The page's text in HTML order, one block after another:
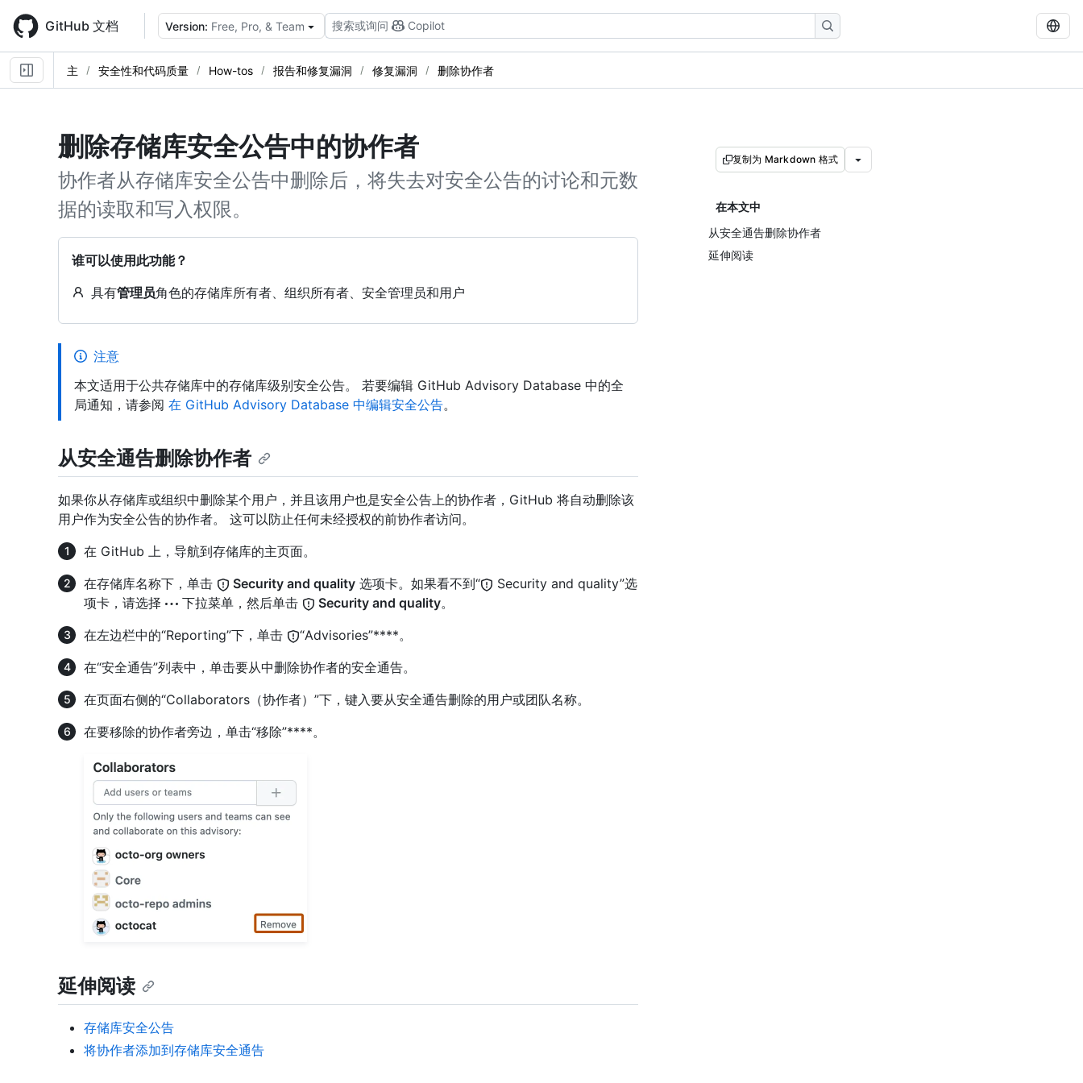
main
content
GitHub 文档 Version: Free, Pro, & Team 搜索或询问 Copilot
主 安全性和代码质量 How-tos 报告和修复漏洞 修复漏洞 删除协作者
删除存储库安全公告中的协作者
协作者从存储库安全公告中删除后，将失去对安全公告的讨论和元数
据的读取和写入权限。
谁可以使用此功能？
具有管理员角色的存储库所有者、组织所有者、安全管理员和用户
复制为 Markdown 格式
在本文中
从安全通告删除协作者
延伸阅读
注意
本文适用于公共存储库中的存储库级别安全公告。 若要编辑 GitHub Advisory Database 中的全
局通知，请参阅 在 GitHub Advisory Database 中编辑安全公告。
从安全通告删除协作者
如果你从存储库或组织中删除某个用户，并且该用户也是安全公告上的协作者，GitHub 将自动删除该
用户作为安全公告的协作者。 这可以防止任何未经授权的前协作者访问。
在 GitHub 上，导航到存储库的主页面。
在存储库名称下，单击
Security and quality 选项卡。如果看不到“
Security and quality”选
项卡，请选择
下拉菜单，然后单击 Security and quality。
在左边栏中的“Reporting”下，单击
“Advisories”****。
在“安全通告”列表中，单击要从中删除协作者的安全通告。
在页面右侧的“Collaborators（协作者）”下，键入要从安全通告删除的用户或团队名称。
在要移除的协作者旁边，单击“移除”****。
延伸阅读
存储库安全公告
将协作者添加到存储库安全通告